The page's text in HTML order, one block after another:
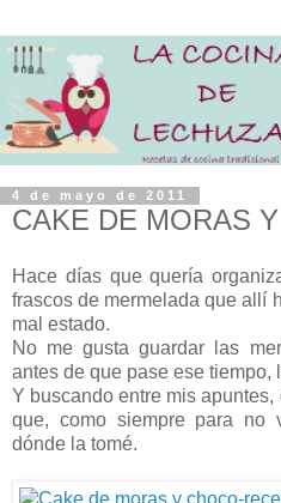
4 de mayo de 2011
CAKE DE MORAS
Hace días que quería
frascos de mermelada que allí
mal estado.
No me gusta guardar las
antes de que pase ese tiempo,
Y buscando entre mis
que, como siempre para no
dónde la tomé.